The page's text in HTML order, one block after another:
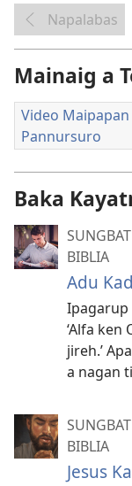
Napalabas
Mainaig a
Video
Pannursuro
Baka
BIBLIA
Adu
Ipagarup
‘Alfa ken
jireh.’
a nagan
BIBLIA
Jesus